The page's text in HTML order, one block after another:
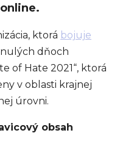
ktorá bojuje
dňoch
of Hate 2021“, ktorá
v oblasti krajnej
úrovni.
obsah